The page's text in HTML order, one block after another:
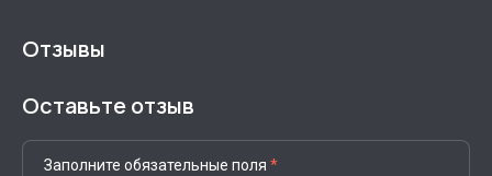
Отзывы
Оставьте отзыв
Заполните обязательные поля *